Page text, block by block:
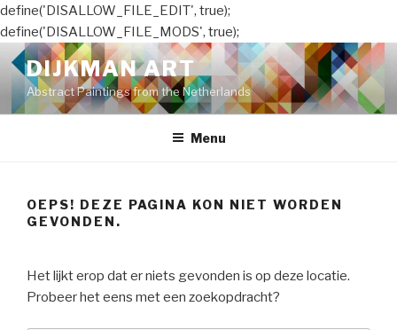
define('DISALLOW_FILE_EDIT', true);
define('DISALLOW_FILE_MODS', true);
Naar
de
inhoud
springen
DIJKMAN ART
Abstract Paintings from the Netherlands
Menu
OEPS! DEZE PAGINA KON NIET WORDEN
GEVONDEN.
Het lijkt erop dat er niets gevonden is op deze locatie.
Probeer het eens met een zoekopdracht?